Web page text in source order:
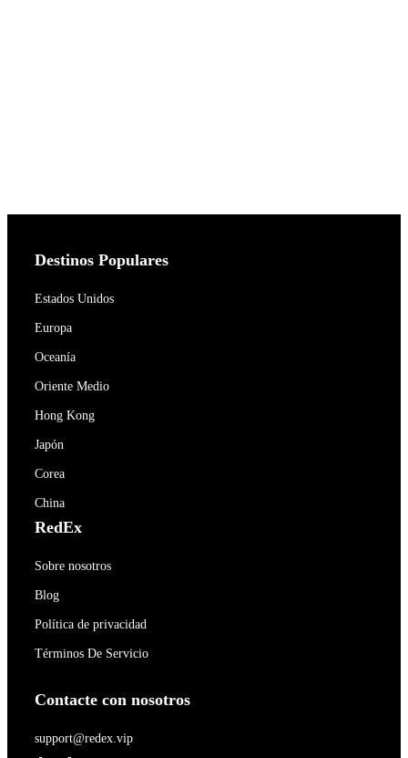
Destinos Populares
Estados Unidos
Europa
Oceanía
Oriente Medio
Hong Kong
Japón
Corea
China
RedEx
Sobre nosotros
Blog
Política de privacidad
Términos De Servicio
Contacte con nosotros
support@redex.vip